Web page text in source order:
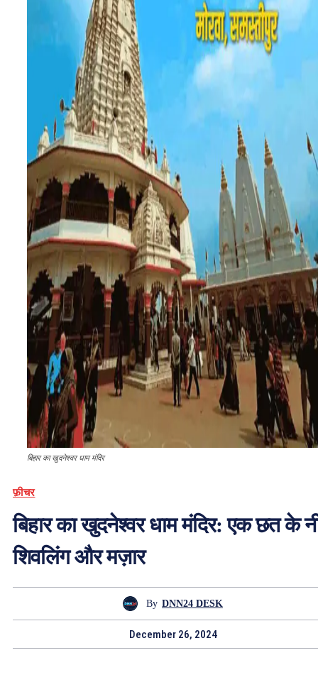
बिहार का खुदनेश्वर धाम मंदिर
फ़ीचर
बिहार का खुदनेश्वर धाम मंदिर: एक छत के
शिवलिंग और मज़ार
By DNN24 DESK
December 26, 2024